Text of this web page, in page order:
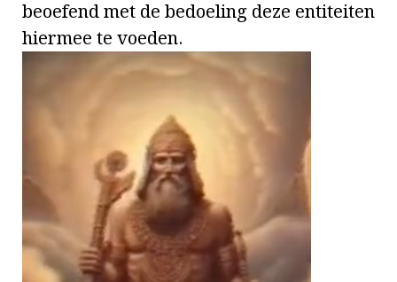
beoefend met de bedoeling deze entiteiten
hiermee te voeden.